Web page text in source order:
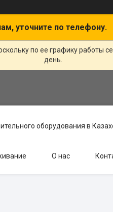
уточните по телефону.
по ее графику работы
день.
оборудования в
О нас